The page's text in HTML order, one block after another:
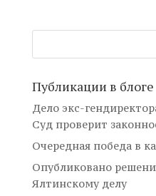
Публикации в блоге
Дело экс-
Суд проверит
Очередная победа в
Опубликовано
Ялтинскому делу